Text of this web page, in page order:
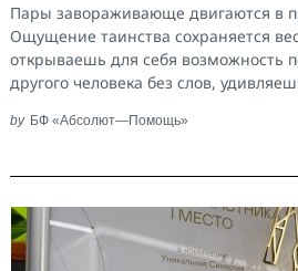
Пары завораживающе двигаются в
Ощущение таинства сохраняется
открываешь для себя возможность
другого человека без слов,
by БФ «Абсолют—Помощь»